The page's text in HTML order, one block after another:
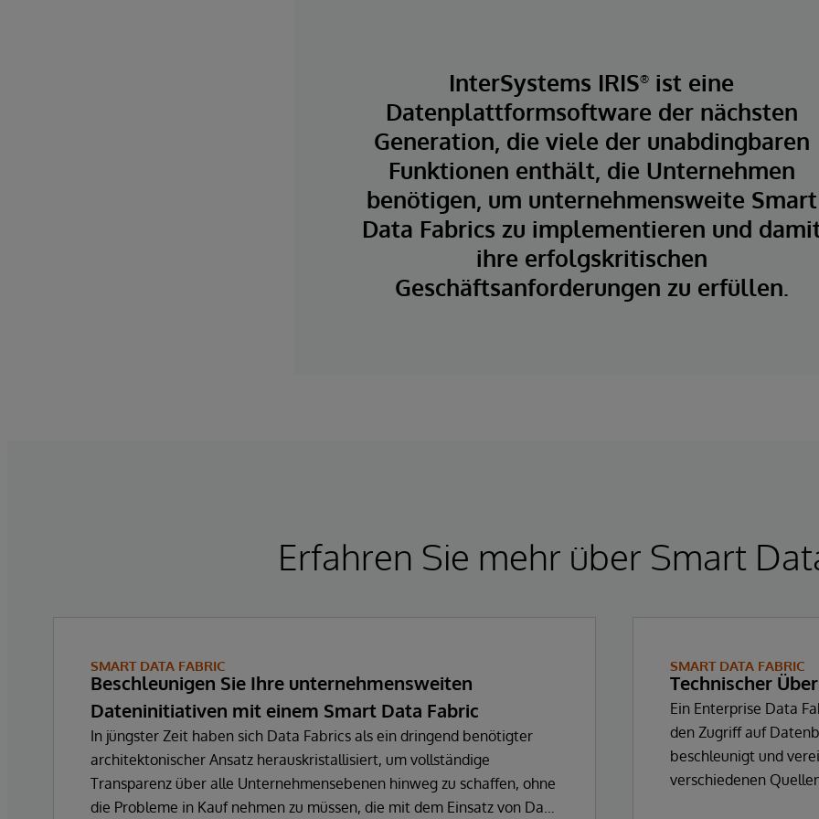
InterSystems IRIS® ist eine
Datenplattformsoftware der nächsten
Generation, die viele der unabdingbaren
Funktionen enthält, die Unternehmen
benötigen, um unternehmensweite Smart
Data Fabrics zu implementieren und
ihre erfolgskritischen
Geschäftsanforderungen zu erfüllen.
Erfahren Sie mehr über Smart
SMART DATA FABRIC
Beschleunigen Sie Ihre unternehmensweiten
Dateninitiativen mit einem Smart Data Fabric
In jüngster Zeit haben sich Data Fabrics als ein dringend benötigter
architektonischer Ansatz herauskristallisiert, um vollständige
Transparenz über alle Unternehmensebenen hinweg zu schaffen, ohne
die Probleme in Kauf nehmen zu müssen, die mit dem Einsatz von Data
SMART DATA FABRIC
Technischer
Ein Enterprise Data
den Zugriff auf
beschleunigt und
verschiedenen